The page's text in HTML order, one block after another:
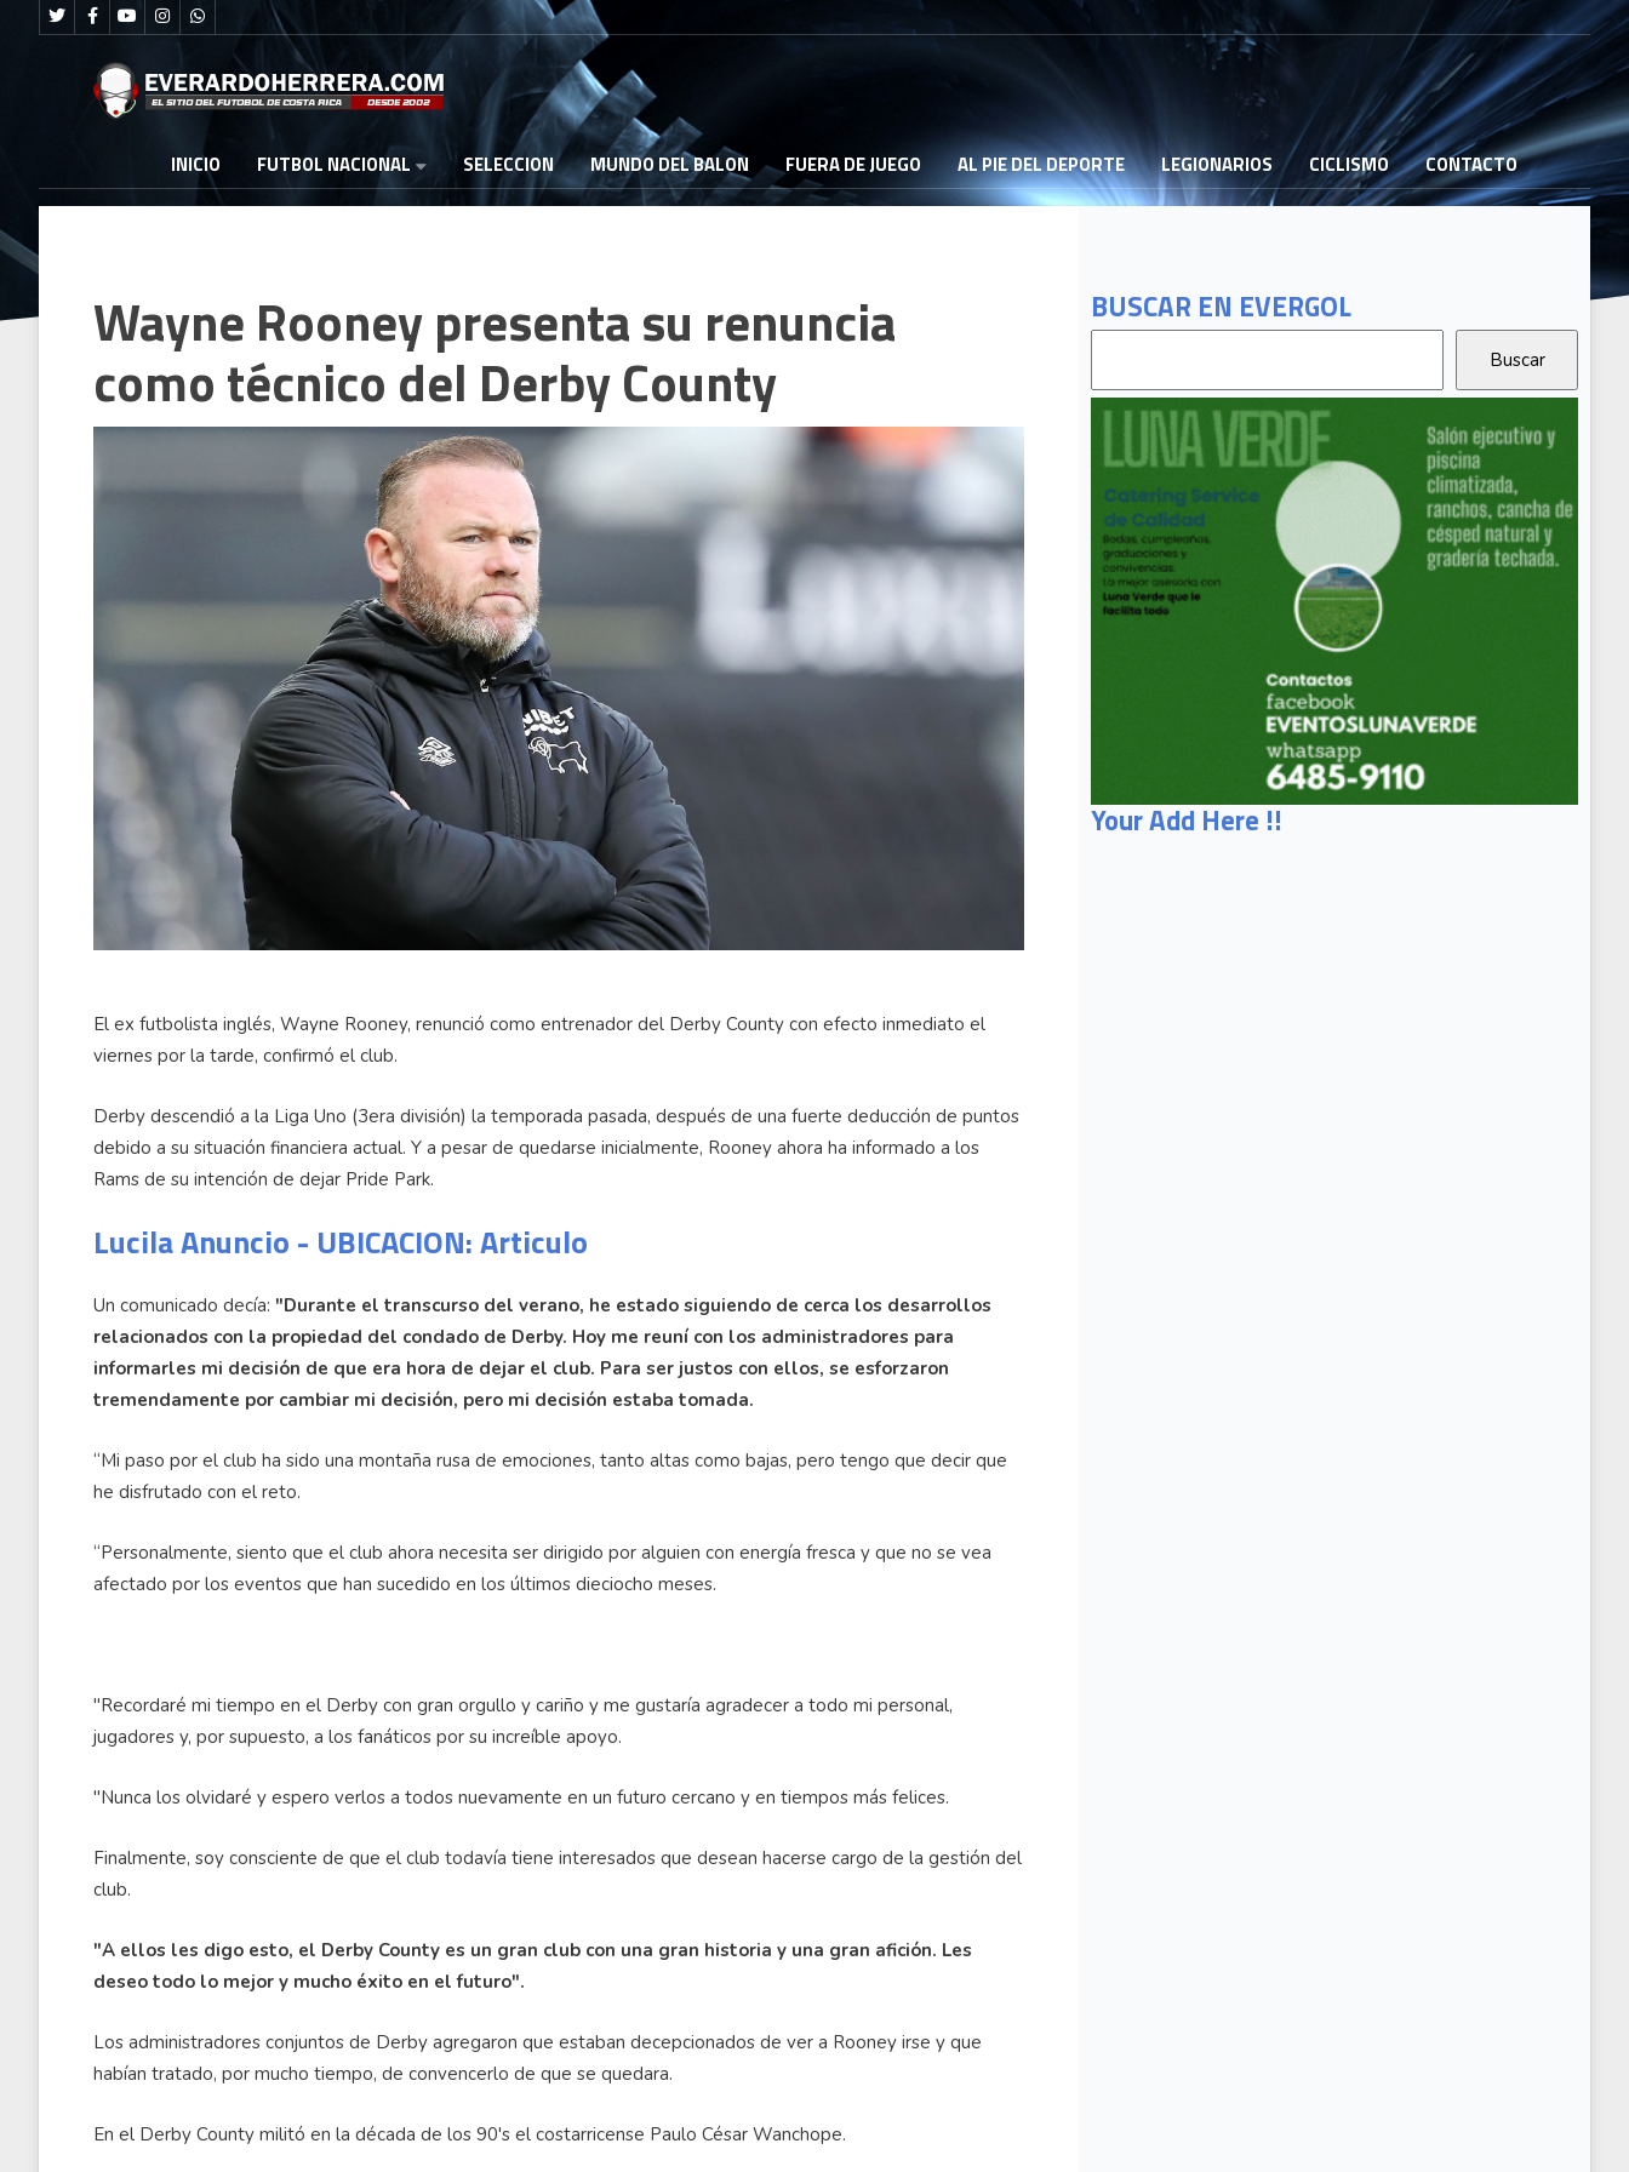
INICIO FUTBOL NACIONAL SELECCION MUNDO DEL BALON FUERA DE JUEGO AL PIE DEL DEPORTE LEGIONARIOS CICLISMO CONTACTO
BUSCAR EN EVERGOL
Your Add Here !!
Wayne Rooney presenta su renuncia
como técnico del Derby County
El ex futbolista inglés, Wayne Rooney, renunció como entrenador del Derby County con efecto inmediato el
viernes por la tarde, confirmó el club.
Derby descendió a la Liga Uno (3era división) la temporada pasada, después de una fuerte deducción de puntos
debido a su situación financiera actual. Y a pesar de quedarse inicialmente, Rooney ahora ha informado a los
Rams de su intención de dejar Pride Park.
Lucila Anuncio - UBICACION: Articulo
Un comunicado decía: "Durante el transcurso del verano, he estado siguiendo de cerca los desarrollos
relacionados con la propiedad del condado de Derby. Hoy me reuní con los administradores para
informarles mi decisión de que era hora de dejar el club. Para ser justos con ellos, se esforzaron
tremendamente por cambiar mi decisión, pero mi decisión estaba tomada.
“Mi paso por el club ha sido una montaña rusa de emociones, tanto altas como bajas, pero tengo que decir que
he disfrutado con el reto.
“Personalmente, siento que el club ahora necesita ser dirigido por alguien con energía fresca y que no se vea
afectado por los eventos que han sucedido en los últimos dieciocho meses.
"Recordaré mi tiempo en el Derby con gran orgullo y cariño y me gustaría agradecer a todo mi personal,
jugadores y, por supuesto, a los fanáticos por su increíble apoyo.
"Nunca los olvidaré y espero verlos a todos nuevamente en un futuro cercano y en tiempos más felices.
Finalmente, soy consciente de que el club todavía tiene interesados ​​que desean hacerse cargo de la gestión del
club.
"A ellos les digo esto, el Derby County es un gran club con una gran historia y una gran afición. Les
deseo todo lo mejor y mucho éxito en el futuro".
Los administradores conjuntos de Derby agregaron que estaban decepcionados de ver a Rooney irse y que
habían tratado, por mucho tiempo, de convencerlo de que se quedara.
En el Derby County militó en la década de los 90's el costarricense Paulo César Wanchope.